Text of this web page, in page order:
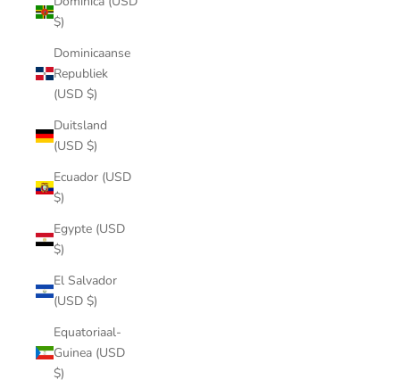
$)
Dominicaanse
Republiek
(USD $)
Duitsland
(USD $)
Ecuador (USD
$)
Egypte (USD
$)
El Salvador
(USD $)
Equatoriaal-
Guinea (USD
$)